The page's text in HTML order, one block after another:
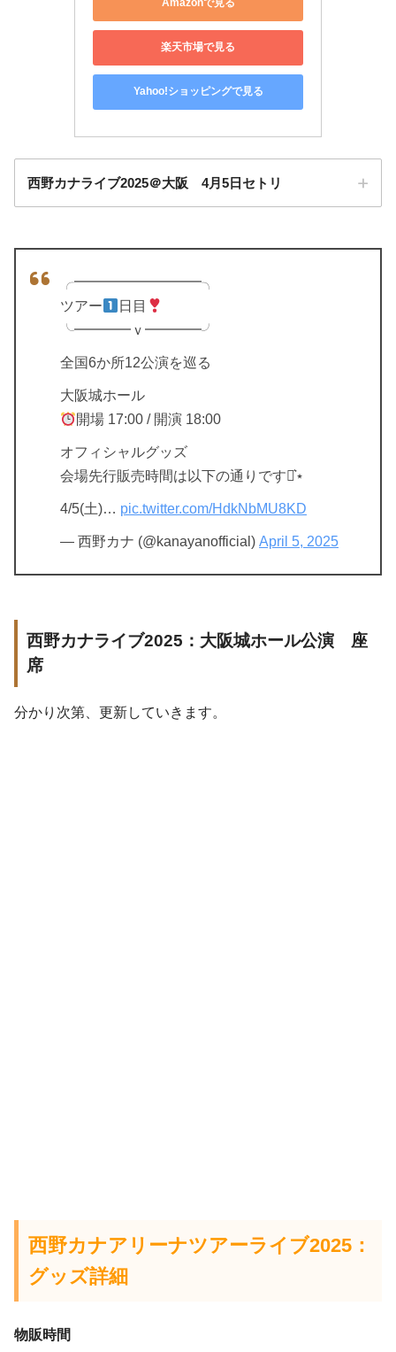
Amazonで見る
楽天市場で見る
Yahoo!ショッピングで見る
西野カナライブ2025＠大阪 4月5日セトリ
╭━━━━━━━━━╮
ツアー
日目
╰━━━━ｖ━━━━╯
全国6か所12公演を巡る
大阪城ホール
開場 17:00 / 開演 18:00
オフィシャルグッズ
会場先行販売時間は以下の通りです⋆͛⋆
4/5(土)… pic.twitter.com/HdkNbMU8KD
— 西野カナ (@kanayanofficial) April 5, 2025
西野カナライブ2025：大阪城ホール公演 座
席
分かり次第、更新していきます。
西野カナアリーナツアーライブ2025：
グッズ詳細
物販時間